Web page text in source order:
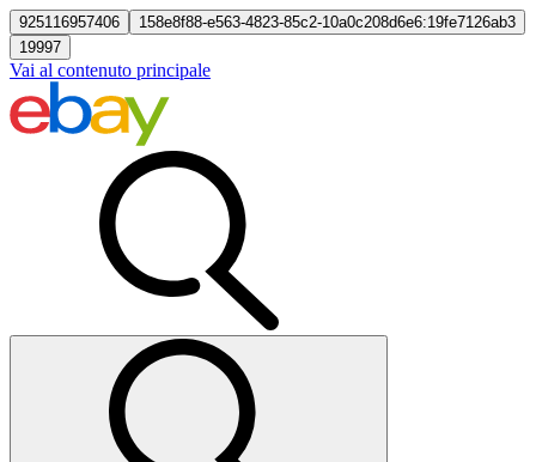
925116957406
158e8f88-e563-4823-85c2-10a0c208d6e6:19fe7126ab3
19997
Vai al contenuto principale